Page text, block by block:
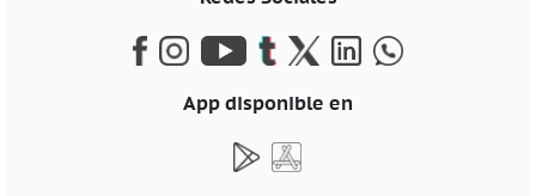
App disponible en